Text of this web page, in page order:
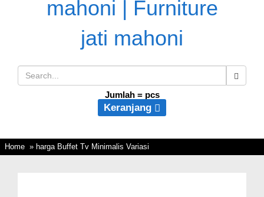
Jumlah = pcs
Keranjang
Home » harga Buffet Tv Minimalis Variasi